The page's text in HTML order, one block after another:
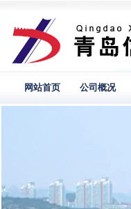
网站首页 公司概况